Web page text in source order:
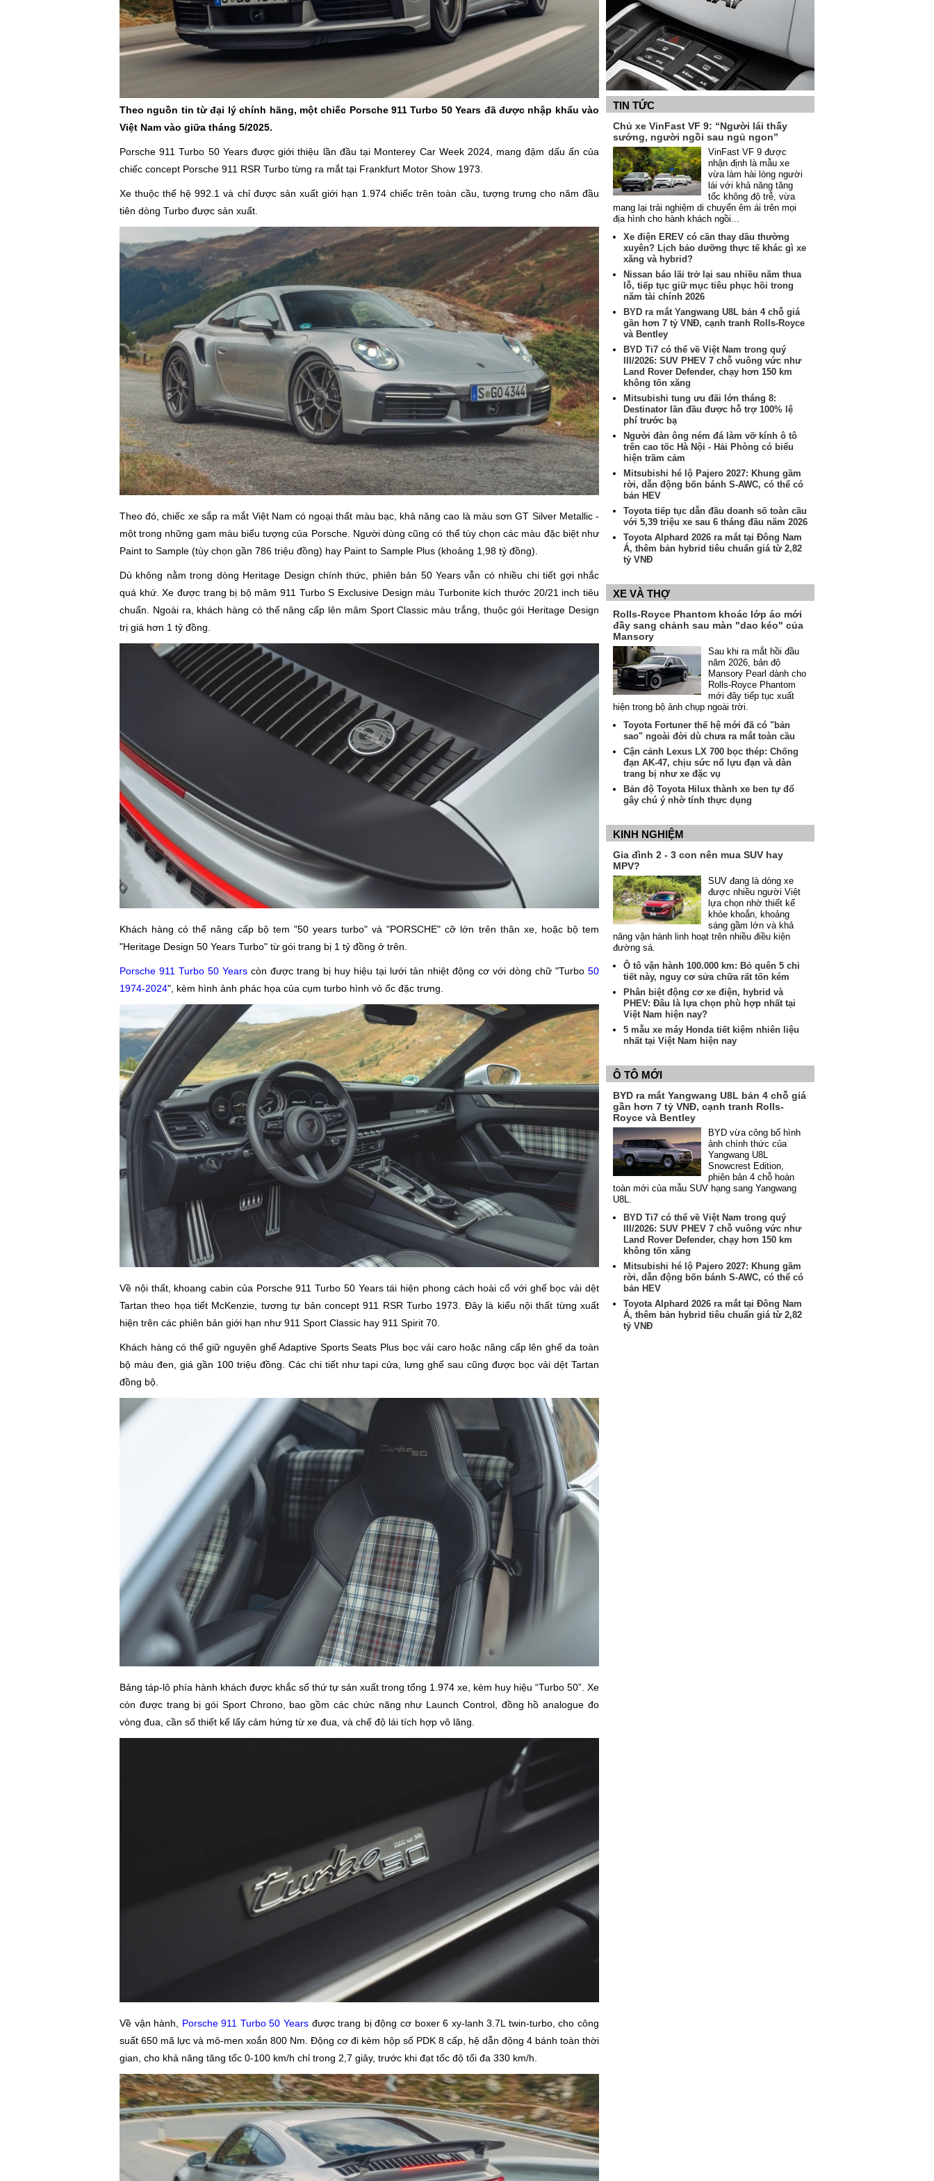
Theo nguồn tin từ đại lý chính hãng, một chiếc Porsche 911 Turbo 50 Years đã được nhập khẩu vào
Việt Nam vào giữa tháng 5/2025.
Porsche 911 Turbo 50 Years được giới thiệu lần đầu tại Monterey Car Week 2024, mang đậm dấu ấn của
chiếc concept Porsche 911 RSR Turbo từng ra mắt tại Frankfurt Motor Show 1973.
Xe thuộc thế hệ 992.1 và chỉ được sản xuất giới hạn 1.974 chiếc trên toàn cầu, tượng trưng cho năm đầu
tiên dòng Turbo được sản xuất.
Theo đó, chiếc xe sắp ra mắt Việt Nam có ngoại thất màu bạc, khả năng cao là màu sơn GT Silver Metallic -
một trong những gam màu biểu tượng của Porsche. Người dùng cũng có thể tùy chọn các màu đặc biệt như
Paint to Sample (tùy chọn gần 786 triệu đồng) hay Paint to Sample Plus (khoảng 1,98 tỷ đồng).
Dù không nằm trong dòng Heritage Design chính thức, phiên bản 50 Years vẫn có nhiều chi tiết gợi nhắc
quá khứ. Xe được trang bị bộ mâm 911 Turbo S Exclusive Design màu Turbonite kích thước 20/21 inch tiêu
chuẩn. Ngoài ra, khách hàng có thể nâng cấp lên mâm Sport Classic màu trắng, thuộc gói Heritage Design
trị giá hơn 1 tỷ đồng.
Khách hàng có thể nâng cấp bộ tem "50 years turbo" và "PORSCHE" cỡ lớn trên thân xe, hoặc bộ tem
"Heritage Design 50 Years Turbo" từ gói trang bị 1 tỷ đồng ở trên.
Porsche 911 Turbo 50 Years còn được trang bị huy hiệu tại lưới tản nhiệt động cơ với dòng chữ "Turbo 50
1974-2024", kèm hình ảnh phác họa của cụm turbo hình vỏ ốc đặc trưng.
Về nội thất, khoang cabin của Porsche 911 Turbo 50 Years tái hiện phong cách hoài cổ với ghế bọc vải dệt
Tartan theo họa tiết McKenzie, tương tự bản concept 911 RSR Turbo 1973. Đây là kiểu nội thất từng xuất
hiện trên các phiên bản giới hạn như 911 Sport Classic hay 911 Spirit 70.
Khách hàng có thể giữ nguyên ghế Adaptive Sports Seats Plus bọc vải caro hoặc nâng cấp lên ghế da toàn
bộ màu đen, giá gần 100 triệu đồng. Các chi tiết như tapi cửa, lưng ghế sau cũng được bọc vải dệt Tartan
đồng bộ.
Bảng táp-lô phía hành khách được khắc số thứ tự sản xuất trong tổng 1.974 xe, kèm huy hiệu “Turbo 50”. Xe
còn được trang bị gói Sport Chrono, bao gồm các chức năng như Launch Control, đồng hồ analogue đo
vòng đua, cần số thiết kế lấy cảm hứng từ xe đua, và chế độ lái tích hợp vô lăng.
Về vận hành, Porsche 911 Turbo 50 Years được trang bị động cơ boxer 6 xy-lanh 3.7L twin-turbo, cho công
suất 650 mã lực và mô-men xoắn 800 Nm. Động cơ đi kèm hộp số PDK 8 cấp, hệ dẫn động 4 bánh toàn thời
gian, cho khả năng tăng tốc 0-100 km/h chỉ trong 2,7 giây, trước khi đạt tốc độ tối đa 330 km/h.
TIN TỨC
Chủ xe VinFast VF 9: “Người lái thấy
sướng, người ngồi sau ngủ ngon”
VinFast VF 9 được
nhận định là mẫu xe
vừa làm hài lòng người
lái với khả năng tăng
tốc không độ trễ, vừa
mang lại trải nghiệm di chuyển êm ái trên mọi
địa hình cho hành khách ngồi...
Xe điện EREV có cần thay dầu thường
xuyên? Lịch bảo dưỡng thực tế khác gì xe
xăng và hybrid?
Nissan báo lãi trở lại sau nhiều năm thua
lỗ, tiếp tục giữ mục tiêu phục hồi trong
năm tài chính 2026
BYD ra mắt Yangwang U8L bản 4 chỗ giá
gần hơn 7 tỷ VNĐ, cạnh tranh Rolls-Royce
và Bentley
BYD Ti7 có thể về Việt Nam trong quý
III/2026: SUV PHEV 7 chỗ vuông vức như
Land Rover Defender, chạy hơn 150 km
không tốn xăng
Mitsubishi tung ưu đãi lớn tháng 8:
Destinator lần đầu được hỗ trợ 100% lệ
phí trước bạ
Người đàn ông ném đá làm vỡ kính ô tô
trên cao tốc Hà Nội - Hải Phòng có biểu
hiện trầm cảm
Mitsubishi hé lộ Pajero 2027: Khung gầm
rời, dẫn động bốn bánh S-AWC, có thể có
bản HEV
Toyota tiếp tục dẫn đầu doanh số toàn cầu
với 5,39 triệu xe sau 6 tháng đầu năm 2026
Toyota Alphard 2026 ra mắt tại Đông Nam
Á, thêm bản hybrid tiêu chuẩn giá từ 2,82
tỷ VNĐ
XE VÀ THỢ
Rolls-Royce Phantom khoác lớp áo mới
đầy sang chảnh sau màn "dao kéo" của
Mansory
Sau khi ra mắt hồi đầu
năm 2026, bản độ
Mansory Pearl dành cho
Rolls-Royce Phantom
mới đây tiếp tục xuất
hiện trong bộ ảnh chụp ngoài trời.
Toyota Fortuner thế hệ mới đã có "bản
sao" ngoài đời dù chưa ra mắt toàn cầu
Cận cảnh Lexus LX 700 bọc thép: Chống
đạn AK-47, chịu sức nổ lựu đạn và dàn
trang bị như xe đặc vụ
Bản độ Toyota Hilux thành xe ben tự đổ
gây chú ý nhờ tính thực dụng
KINH NGHIỆM
Gia đình 2 - 3 con nên mua SUV hay
MPV?
SUV đang là dòng xe
được nhiều người Việt
lựa chọn nhờ thiết kế
khỏe khoắn, khoảng
sáng gầm lớn và khả
năng vận hành linh hoạt trên nhiều điều kiện
đường sá.
Ô tô vận hành 100.000 km: Bỏ quên 5 chi
tiết này, nguy cơ sửa chữa rất tốn kém
Phân biệt động cơ xe điện, hybrid và
PHEV: Đâu là lựa chọn phù hợp nhất tại
Việt Nam hiện nay?
5 mẫu xe máy Honda tiết kiệm nhiên liệu
nhất tại Việt Nam hiện nay
Ô TÔ MỚI
BYD ra mắt Yangwang U8L bản 4 chỗ giá
gần hơn 7 tỷ VNĐ, cạnh tranh Rolls-
Royce và Bentley
BYD vừa công bố hình
ảnh chính thức của
Yangwang U8L
Snowcrest Edition,
phiên bản 4 chỗ hoàn
toàn mới của mẫu SUV hạng sang Yangwang
U8L.
BYD Ti7 có thể về Việt Nam trong quý
III/2026: SUV PHEV 7 chỗ vuông vức như
Land Rover Defender, chạy hơn 150 km
không tốn xăng
Mitsubishi hé lộ Pajero 2027: Khung gầm
rời, dẫn động bốn bánh S-AWC, có thể có
bản HEV
Toyota Alphard 2026 ra mắt tại Đông Nam
Á, thêm bản hybrid tiêu chuẩn giá từ 2,82
tỷ VNĐ